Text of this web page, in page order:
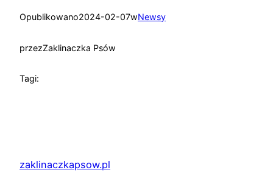
Opublikowano2024-02-07wNewsy
przezZaklinaczka Psów
Tagi:
zaklinaczkapsow.pl